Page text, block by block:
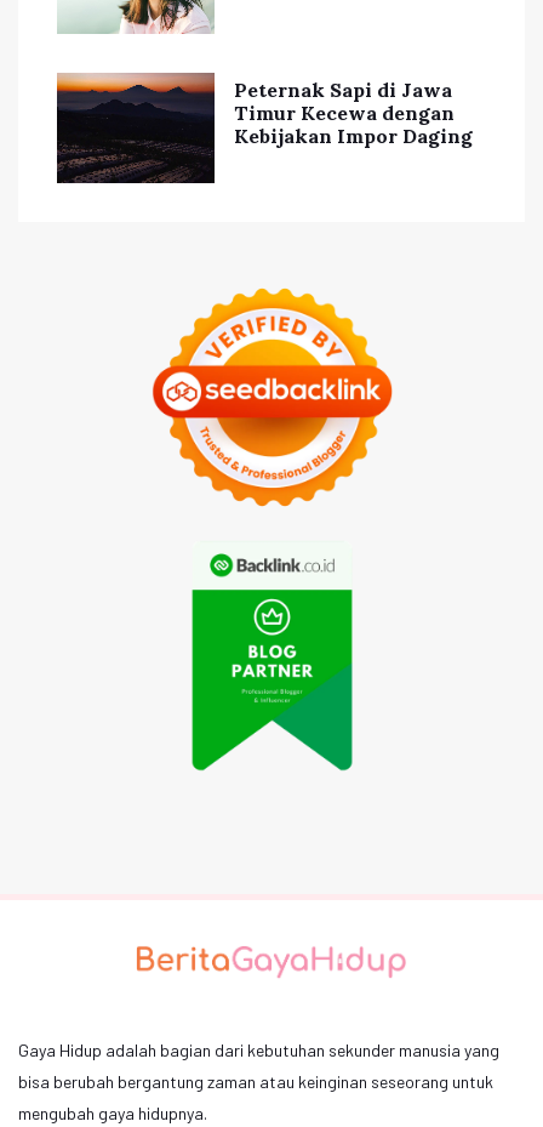
Peternak Sapi di Jawa
Timur Kecewa dengan
Kebijakan Impor Daging
Gaya Hidup adalah bagian dari kebutuhan sekunder manusia yang
bisa berubah bergantung zaman atau keinginan seseorang untuk
mengubah gaya hidupnya.